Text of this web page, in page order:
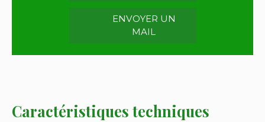
ENVOYER UN
MAIL
Caractéristiques techniques